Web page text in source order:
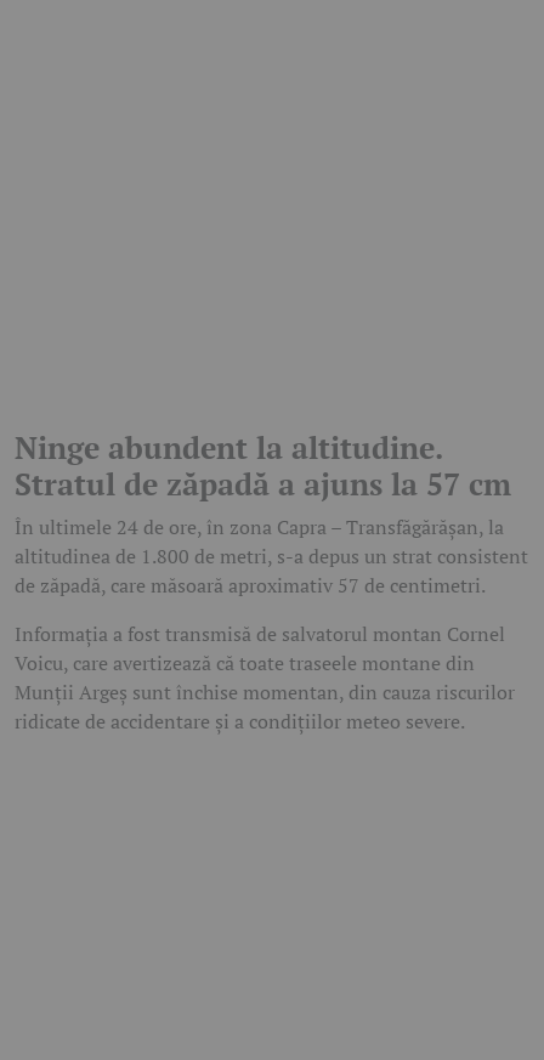
Ninge abundent la altitudine.
Stratul de zăpadă a ajuns la 57 cm
În ultimele 24 de ore, în zona Capra – Transfăgărășan, la
altitudinea de 1.800 de metri, s-a depus un strat consistent
de zăpadă, care măsoară aproximativ 57 de centimetri.
Informația a fost transmisă de salvatorul montan Cornel
Voicu, care avertizează că toate traseele montane din
Munții Argeș sunt închise momentan, din cauza riscurilor
ridicate de accidentare și a condițiilor meteo severe.